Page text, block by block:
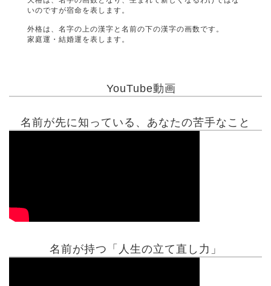
いのですが宿命を表します。
外格は、名字の上の漢字と名前の下の漢字の画数です。
家庭運・結婚運を表します。
YouTube動画
名前が先に知っている、あなたの苦手なこと
名前が持つ「人生の立て直し力」